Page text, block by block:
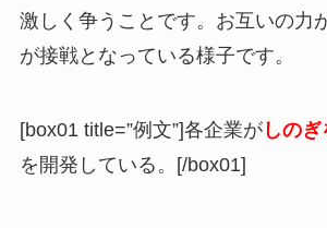
激しく争うことです。お互いの力
が接戦となっている様子です。
[box01 title=”例文”]各企業がしのぎ
を開発している。[/box01]